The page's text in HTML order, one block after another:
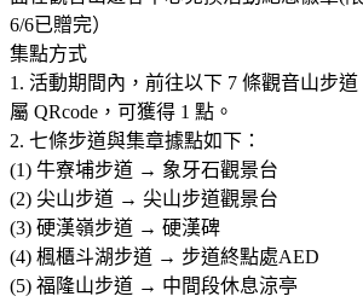
6/6已贈完）
集點方式
1. 活動期間內，前往以下 7 條觀音山步
屬 QRcode，可獲得 1 點。
2. 七條步道與集章據點如下：
(1) 牛寮埔步道 → 象牙石觀景台
(2) 尖山步道 → 尖山步道觀景台
(3) 硬漢嶺步道 → 硬漢碑
(4) 楓櫃斗湖步道 → 步道終點處AED
(5) 福隆山步道 → 中間段休息涼亭